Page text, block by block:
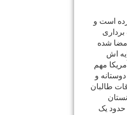
است و
برای بهره برداری
شده
اش
مهم
های انسان دوستانه و
طالبان
و ۲۰۲۴ بوده اند.( چیزی حدود یک